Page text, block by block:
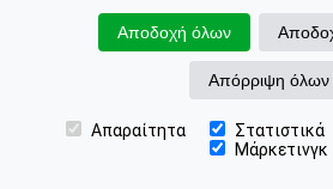
Αποδοχή όλων
Απόρριψη όλων
Απαραίτητα Στατιστικά
Μάρκετινγκ
📍 Βρείτε μας
Κοιλιοπλαστική
Lifting Μηρών
Brazilian Butt Lift
Χειρουργική Γεννητικών